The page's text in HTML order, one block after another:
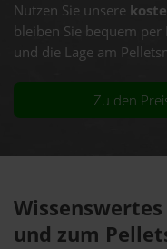
Nutzen Sie unsere
bleiben Sie bequem
und die Lage am
Zu den
und zum